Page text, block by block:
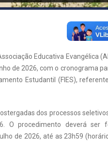
Educativa Evangélica
de 2026, com o cronograma
Estudantil (FIES),
dos processos
O procedimento deverá ser
de 2026, até as 23h59